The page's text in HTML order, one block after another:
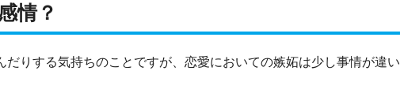
情？
りする気持ちのことですが、恋愛においての嫉妬は少し事情が違い